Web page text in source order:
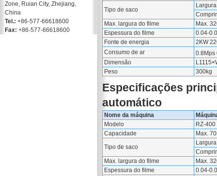
Zone, Ruian City, Zhejiang,
China
Tel.: +86-577-66618600
Fax: +86-577-66618600
Tipo de saco
Max. largura do filme
Max.
Espessura do filme
0.04-
Fonte de energia
2KW
Consumo de ar
0.8Mps
Dimensão
Peso
300kg
Especificações
automático
Nome da máquina
Modelo
RZ-400
Capacidade
Max.
Tipo de saco
Max. largura do filme
Max.
Espessura do filme
0.04-